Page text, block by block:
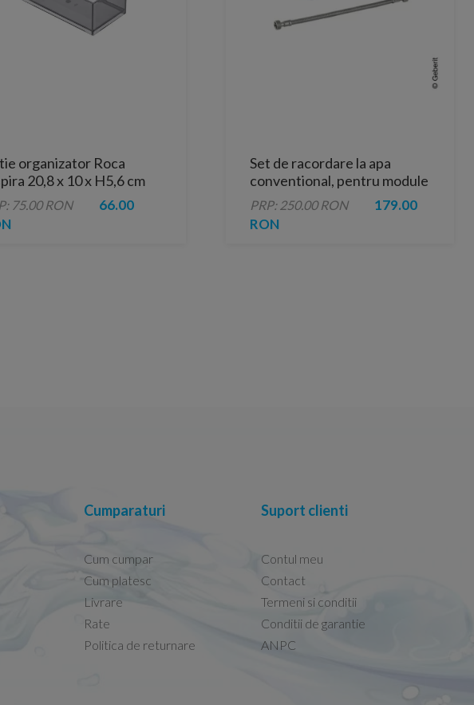
organizator Roca
20,8 x 10 x H5,6 cm
75.00 RON
66.00
Set de racordare la apa
conventional, pentru module
WC Geberit AquaClean
PRP: 250.00 RON
179.00
RON
Capacele Grohe sunt de bună calitate și se
Marius -08.02.2026
Cumparaturi
Cum cumpar
Cum platesc
Livrare
Rate
Politica de returnare
Suport clienti
Contul meu
Contact
Termeni si conditii
Conditii de garantie
ANPC